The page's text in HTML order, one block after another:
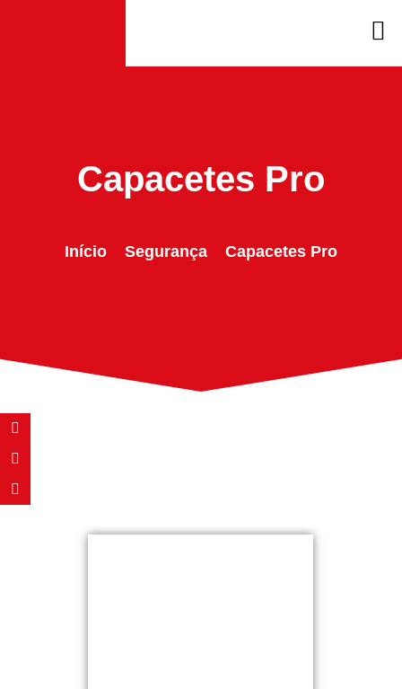
Capacetes Pro
Início Segurança Capacetes Pro